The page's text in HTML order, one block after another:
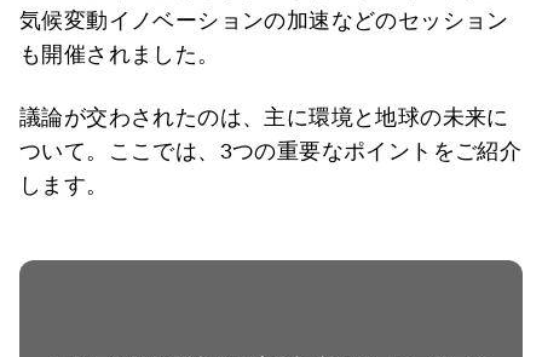
気候変動イノベーションの加速などのセッション
も開催されました。
議論が交わされたのは、主に環境と地球の未来に
ついて。ここでは、3つの重要なポイントをご紹介
します。